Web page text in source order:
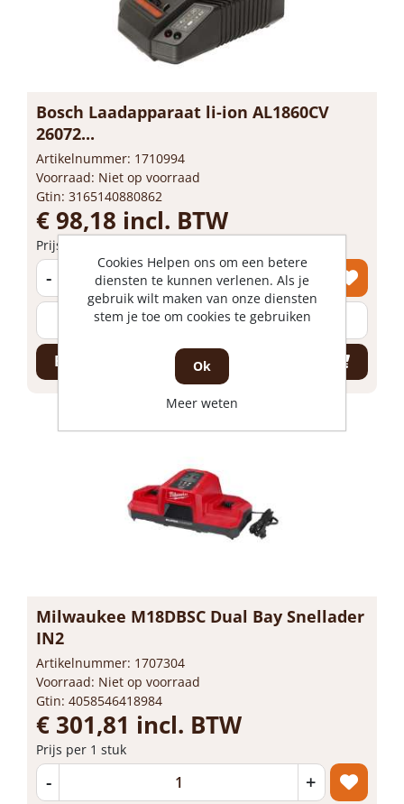
Bosch Laadapparaat li-ion AL1860CV
26072...
Artikelnummer: 1710994
Voorraad: Niet op voorraad
Gtin: 3165140880862
€ 98,18 incl. BTW
Prijs per 1 stuk
- +
stuk
Bestel nu!
Milwaukee M18DBSC Dual Bay Snellader
IN2
Artikelnummer: 1707304
Voorraad: Niet op voorraad
Gtin: 4058546418984
€ 301,81 incl. BTW
Prijs per 1 stuk
- +
Cookies Helpen ons om een betere
diensten te kunnen verlenen. Als je
gebruik wilt maken van onze diensten
stem je toe om cookies te gebruiken
Ok
Meer weten